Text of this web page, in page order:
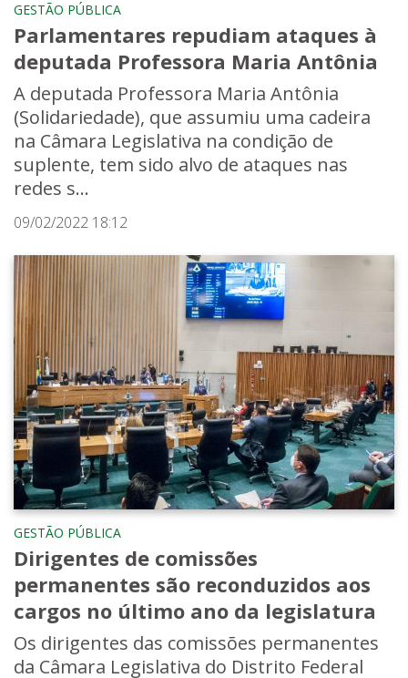
GESTÃO PÚBLICA
Parlamentares repudiam ataques à
deputada Professora Maria Antônia
A deputada Professora Maria Antônia
(Solidariedade), que assumiu uma cadeira
na Câmara Legislativa na condição de
suplente, tem sido alvo de ataques nas
redes s...
09/02/2022 18:12
GESTÃO PÚBLICA
Dirigentes de comissões
permanentes são reconduzidos aos
cargos no último ano da legislatura
Os dirigentes das comissões permanentes
da Câmara Legislativa do Distrito Federal